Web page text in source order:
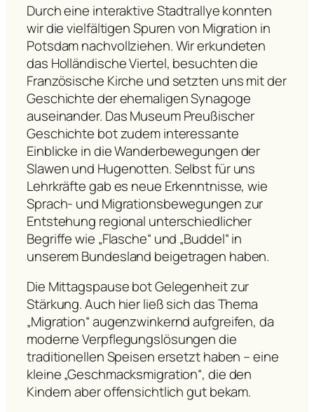
Durch eine interaktive Stadtrallye konnten
wir die vielfältigen Spuren von Migration in
Potsdam nachvollziehen. Wir erkundeten
das Holländische Viertel, besuchten die
Französische Kirche und setzten uns mit der
Geschichte der ehemaligen Synagoge
auseinander. Das Museum Preußischer
Geschichte bot zudem interessante
Einblicke in die Wanderbewegungen der
Slawen und Hugenotten. Selbst für uns
Lehrkräfte gab es neue Erkenntnisse, wie
Sprach- und Migrationsbewegungen zur
Entstehung regional unterschiedlicher
Begriffe wie „Flasche“ und „Buddel“ in
unserem Bundesland beigetragen haben.
Die Mittagspause bot Gelegenheit zur
Stärkung. Auch hier ließ sich das Thema
„Migration“ augenzwinkernd aufgreifen, da
moderne Verpflegungslösungen die
traditionellen Speisen ersetzt haben – eine
kleine „Geschmacksmigration“, die den
Kindern aber offensichtlich gut bekam.